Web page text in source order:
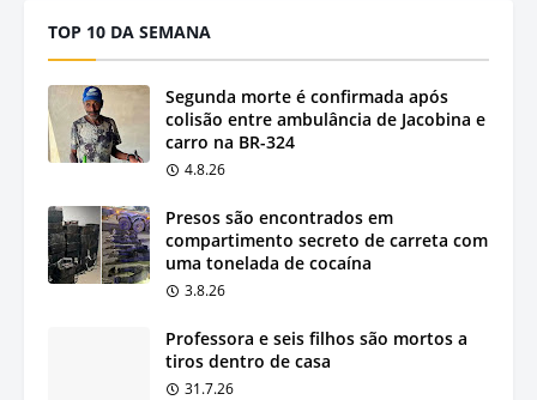
TOP 10 DA SEMANA
Segunda morte é confirmada após
colisão entre ambulância de Jacobina e
carro na BR-324
4.8.26
Presos são encontrados em
compartimento secreto de carreta com
uma tonelada de cocaína
3.8.26
Professora e seis filhos são mortos a
tiros dentro de casa
31.7.26